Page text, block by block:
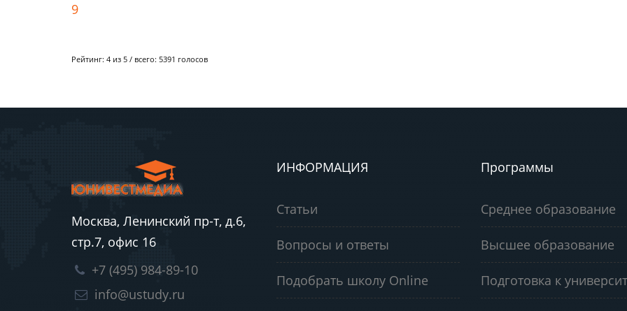
9
Рейтинг: 4 из 5 / всего: 5391 голосов
Москва, Ленинский пр-т, д.6,
стр.7, офис 16
+7 (495) 984-89-10
info@ustudy.ru
ИНФОРМАЦИЯ
Статьи
Вопросы и ответы
Подобрать школу Online
Программы
Среднее образование
Высшее образование
Подготовка к